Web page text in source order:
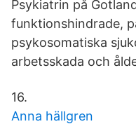
Psykiatrin på
funktionshindrade,
psykosomatiska
arbetsskada och
16.
Anna hällgren